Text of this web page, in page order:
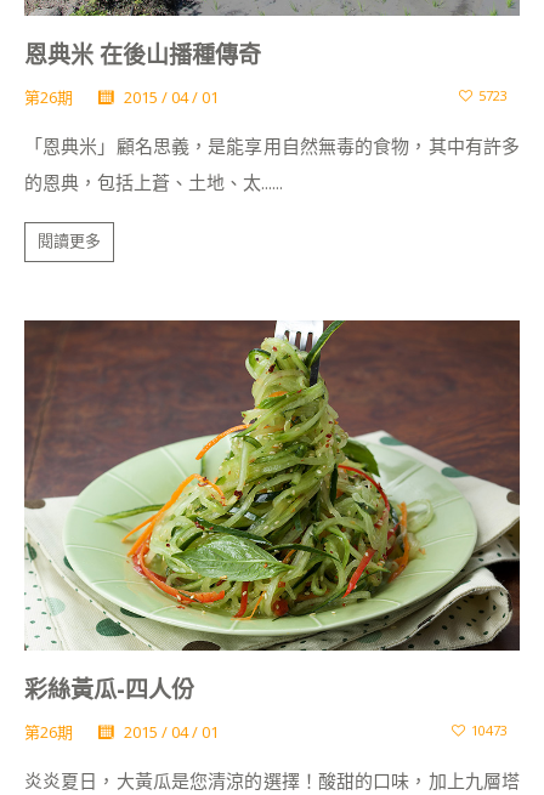
恩典米 在後山播種傳奇
第26期 2015 / 04 / 01 5723
「恩典米」顧名思義，是能享用自然無毒的食物，其中有許多
的恩典，包括上蒼、土地、太......
閱讀更多
彩絲黃瓜-四人份
第26期 2015 / 04 / 01 10473
炎炎夏日，大黃瓜是您清涼的選擇！酸甜的口味，加上九層塔